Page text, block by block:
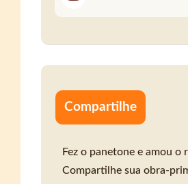
Compartilhe
Fez o panetone e amou o
Compartilhe sua obra-